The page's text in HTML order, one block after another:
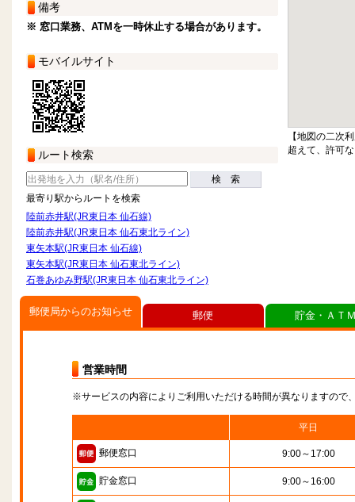
備考
※ 窓口業務、ATMを一時休止する場合があります。
モバイルサイト
ルート検索
検 索
最寄り駅からルートを検索
陸前赤井駅(JR東日本 仙石線)
陸前赤井駅(JR東日本 仙石東北ライン)
東矢本駅(JR東日本 仙石線)
東矢本駅(JR東日本 仙石東北ライン)
石巻あゆみ野駅(JR東日本 仙石東北ライン)
【地図の二次
超えて、許可
郵便局からのお知らせ
営業時間
※サービスの内容によりご利用いただける時間が異なりますので
平日
郵便窓口 9:00～17:00
貯金窓口 9:00～16:00
郵便 貯金・ＡＴ